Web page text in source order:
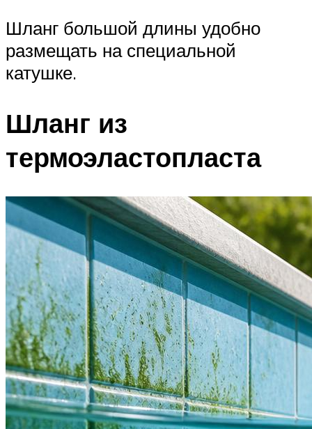
Шланг большой длины удобно
размещать на специальной
катушке.
Шланг из
термоэластопласта